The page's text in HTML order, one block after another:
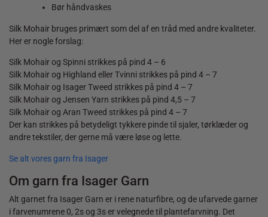
Bør håndvaskes
Silk Mohair bruges primært som del af en tråd med andre kvaliteter.
Her er nogle forslag:
Silk Mohair og Spinni strikkes på pind 4 – 6
Silk Mohair og Highland eller Tvinni strikkes på pind 4 – 7
Silk Mohair og Isager Tweed strikkes på pind 4 – 7
Silk Mohair og Jensen Yarn strikkes på pind 4,5 – 7
Silk Mohair og Aran Tweed strikkes på pind 4 – 7
Der kan strikkes på betydeligt tykkere pinde til sjaler, tørklæder og
andre tekstiler, der gerne må være løse og lette.
Se alt vores garn fra Isager
Om garn fra Isager Garn
Alt garnet fra Isager Garn er i rene naturfibre, og de ufarvede garner
i farvenumrene 0, 2s og 3s er velegnede til plantefarvning. Det